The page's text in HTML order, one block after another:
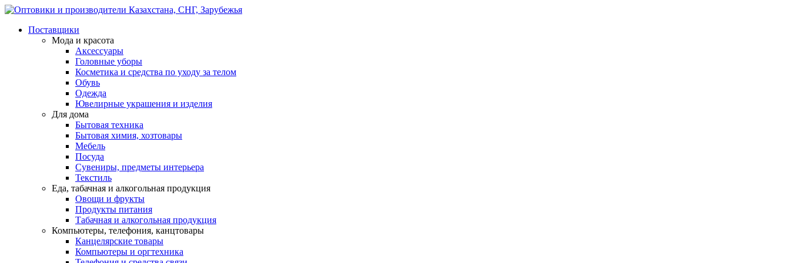
Поставщики
Мода и красота
Аксессуары
Головные уборы
Косметика и средства по уходу за телом
Обувь
Одежда
Ювелирные украшения и изделия
Для дома
Бытовая техника
Бытовая химия, хозтовары
Мебель
Посуда
Сувениры, предметы интерьера
Текстиль
Еда, табачная и алкогольная продукция
Овощи и фрукты
Продукты питания
Табачная и алкогольная продукция
Компьютеры, телефония, канцтовары
Канцелярские товары
Компьютеры и оргтехника